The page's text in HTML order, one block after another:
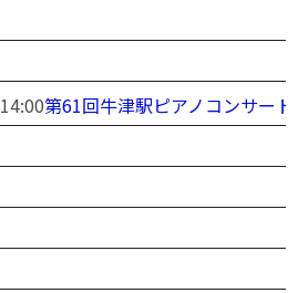
14:00第61回牛津駅ピアノコンサート